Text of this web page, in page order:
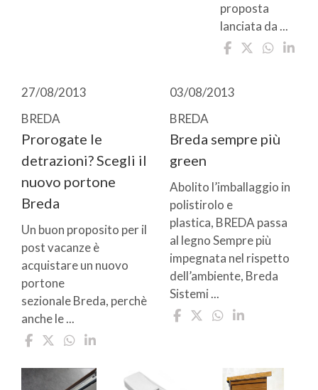
proposta
lanciata da ...
27/08/2013
BREDA
Prorogate le
detrazioni? Scegli il
nuovo portone
Breda
Un buon proposito per il
post vacanze è
acquistare un nuovo
portone
sezionale Breda, perchè
anche le ...
03/08/2013
BREDA
Breda sempre più
green
Abolito l’imballaggio in
polistirolo e
plastica, BREDA passa
al legno Sempre più
impegnata nel rispetto
dell’ambiente, Breda
Sistemi ...